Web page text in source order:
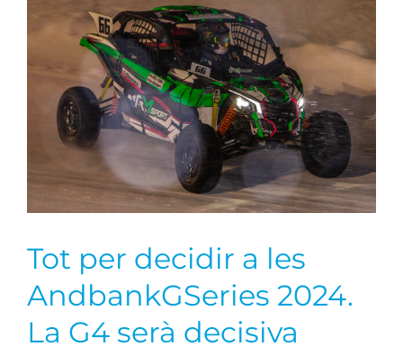
Tot per decidir a les
AndbankGSeries 2024.
La G4 serà decisiva